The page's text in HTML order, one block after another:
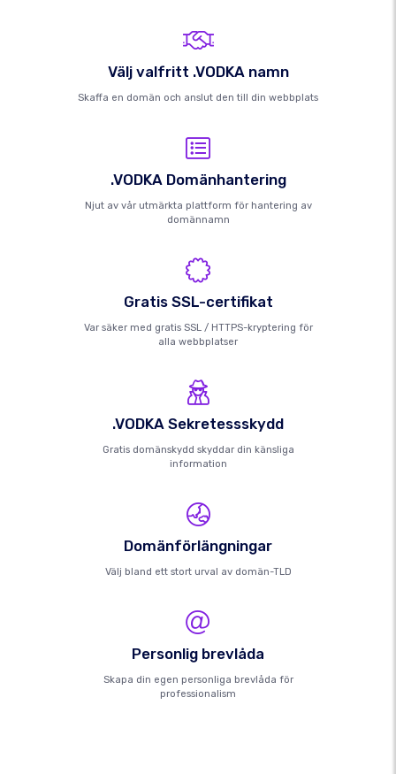
Välj valfritt .VODKA namn
Skaffa en domän och anslut den till din webbplats
.VODKA Domänhantering
Njut av vår utmärkta plattform för hantering av
domännamn
Gratis SSL-certifikat
Var säker med gratis SSL / HTTPS-kryptering för
alla webbplatser
.VODKA Sekretessskydd
Gratis domänskydd skyddar din känsliga
information
Domänförlängningar
Välj bland ett stort urval av domän-TLD
Personlig brevlåda
Skapa din egen personliga brevlåda för
professionalism